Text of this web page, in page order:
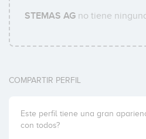
STEMAS AGno tiene
COMPARTIR PERFIL
Este perfil tiene una gran
con todos?